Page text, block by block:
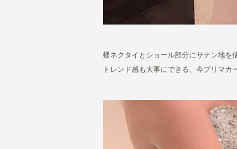
蝶ネクタイとショール部分にサテン地を
トレンド感も大事にできる、今プリマカ